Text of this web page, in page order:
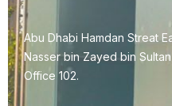
Abu Dhabi Hamdan Streat
Nasser bin Zayed bin
Office 102.